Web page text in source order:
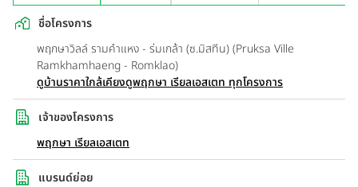
ชื่อโครงการ
พฤกษาวิลล์ รามคำแหง - ร่มเกล้า (ซ.มิสทีน) (Pruksa Ville
Ramkhamhaeng - Romklao)
ดูบ้านราคาใกล้เคียงดูพฤกษา เรียลเอสเตท ทุกโครงการ
เจ้าของโครงการ
พฤกษา เรียลเอสเตท
แบรนด์ย่อย